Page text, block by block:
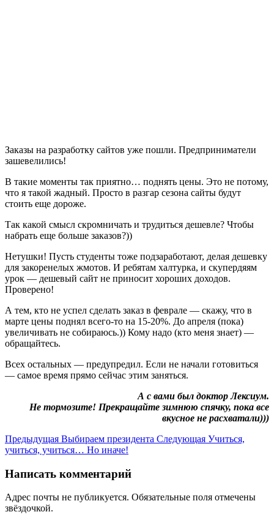
Заказы на разработку сайтов уже пошли. Предприниматели
зашевелились!
В такие моменты так приятно… поднять цены. Это не потому,
что я такой жадный. Просто в разгар сезона сайты будут
стоить еще дороже.
Так какой смысл скромничать и трудиться дешевле? Чтобы
набрать еще больше заказов?))
Нетушки! Пусть студенты тоже подзаработают, делая дешевку
для закоренелых жмотов. И ребятам халтурка, и скупердяям
урок — дешевый сайт не приносит хороших доходов.
Проверено!
А тем, кто не успел сделать заказ в феврале — скажу, что в
марте цены поднял всего-то на 15-20%. До апреля (пока)
увеличивать не собираюсь.)) Кому надо (кто меня знает) —
обращайтесь.
Всех остальных — предупредил. Если не начали готовиться
— самое время прямо сейчас этим заняться.
А с вами был доктор Лексиум.
Не тормозите! Прекращайте зимнюю спячку, пока все
вкусное не расхватали)))
Предыдущая Выбираем президента Следующая Учиться,
учиться, учиться… Но иначе!
Написать комментарий
Адрес почты не публикуется. Обязательные поля отмечены
звёздочкой.